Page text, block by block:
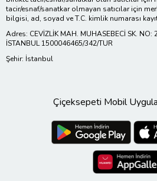
tacir/esnaf/sanatkar olmayan satıcılar için
bilgisi, ad, soyad ve T.C. kimlik numarası
Adres: CEVİZLİK MAH. MUHASEBECİ SK. NO:
İSTANBUL 1500046465/342/TUR
Şehir: İstanbul
Çiçeksepeti Mobil